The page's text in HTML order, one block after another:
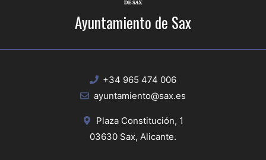
Ayuntamiento de Sax
+34 965 474 006
ayuntamiento@sax.es
Plaza Constitución, 1
03630 Sax, Alicante.